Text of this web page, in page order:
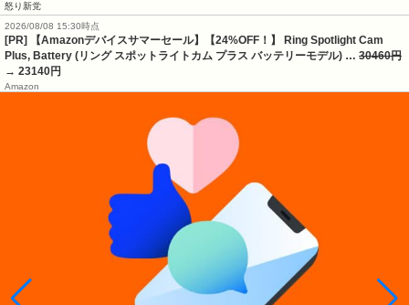
怒り新党
2026/08/08 15:30時点
[PR] 【Amazonデバイスサマーセール】【24%OFF！】 Ring Spotlight Cam
Plus, Battery (リング スポットライトカム プラス バッテリーモデル) … 30460円
→ 23140円
Amazon